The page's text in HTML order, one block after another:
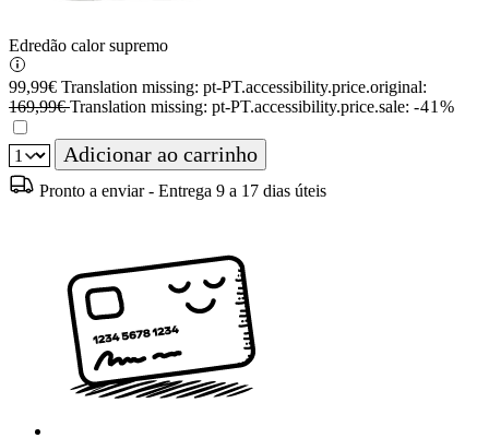
Edredão calor supremo
99,99€ Translation missing: pt-PT.accessibility.price.original:
169,99€Translation missing: pt-PT.accessibility.price.sale: -41%
Adicionar ao carrinho
Pronto a enviar - Entrega 9 a 17 dias úteis